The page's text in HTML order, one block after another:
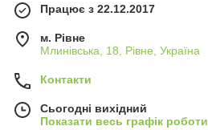
Працює з 22.12.2017
м. Рівне
Млинівська, 18, Рівне, Україна
Контакти
Сьогодні вихідний
Показати весь графік роботи